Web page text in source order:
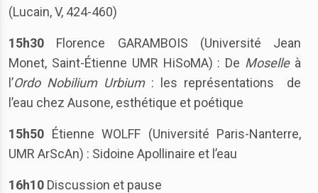
(Lucain, V, 424-460)
15h30 Florence GARAMBOIS (Université Jean
Monet, Saint-Étienne UMR HiSoMA) : De Moselleà
l’Ordo Nobilium Urbium : les représentations de
l’eau chez Ausone, esthétique et poétique
15h50 Étienne WOLFF (Université Paris-Nanterre,
UMR ArScAn) : Sidoine Apollinaire et l’eau
16h10 Discussion et pause